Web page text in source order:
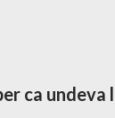
ca undeva